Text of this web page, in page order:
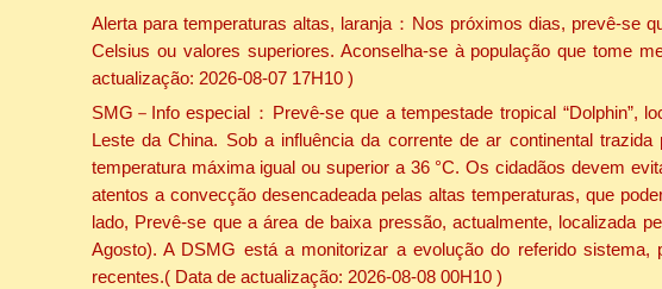
Alerta para temperaturas altas, laranja：Nos próximos dias, prevê-se
Celsius ou valores superiores. Aconselha-se à população que tome
actualização: 2026-08-07 17H10 )
SMG－Info especial：Prevê-se que a tempestade tropical “Dolphin”,
Leste da China. Sob a influência da corrente de ar continental
temperatura máxima igual ou superior a 36 °C. Os cidadãos devem
atentos a convecção desencadeada pelas altas temperaturas, que
lado, Prevê-se que a área de baixa pressão, actualmente, localizada
Agosto). A DSMG está a monitorizar a evolução do referido
recentes.( Data de actualização: 2026-08-08 00H10 )